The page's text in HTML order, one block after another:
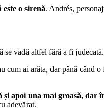
o sirenă. Andrés,
se vadă altfel fără a fi judecată.
ai arăta, dar până când
apoi una mai groasă, dar
adevărat.